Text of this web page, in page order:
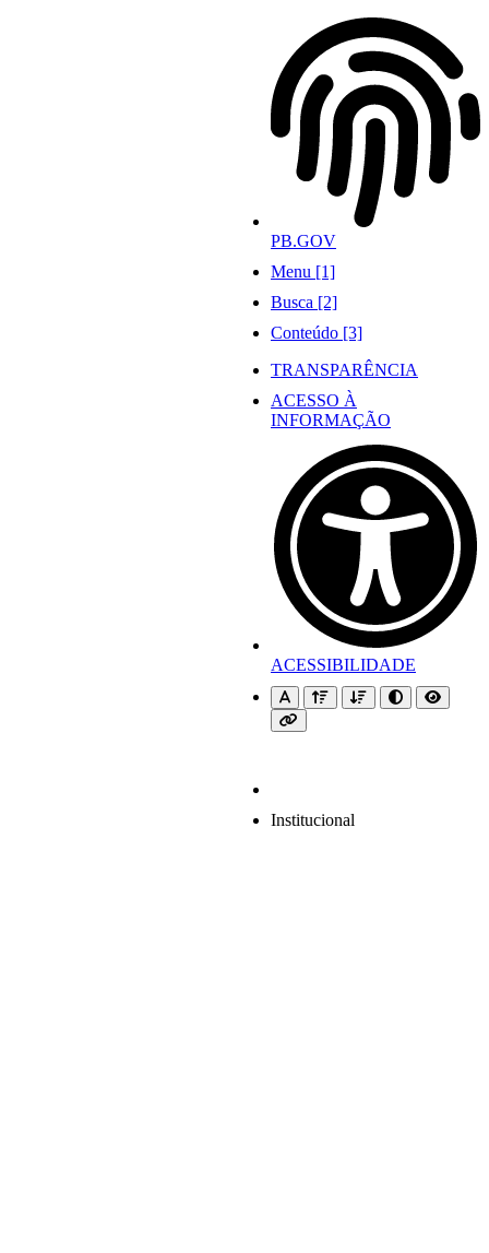
PB.GOV
Menu [1]
Busca [2]
Conteúdo [3]
TRANSPARÊNCIA
ACESSO À
INFORMAÇÃO
ACESSIBILIDADE
Institucional